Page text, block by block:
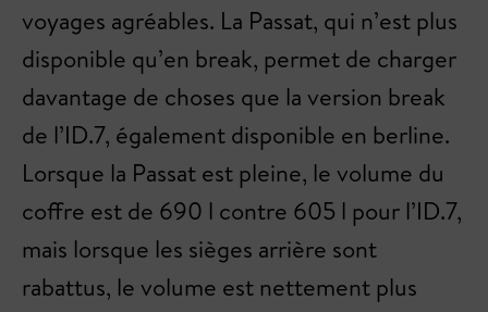
voyages agréables. La Passat, qui n’est plus
disponible qu’en break, permet de charger
davantage de choses que la version break
de l’ID.7, également disponible en berline.
Lorsque la Passat est pleine, le volume du
coffre est de 690 l contre 605 l pour l’ID.7,
mais lorsque les sièges arrière sont
rabattus, le volume est nettement plus